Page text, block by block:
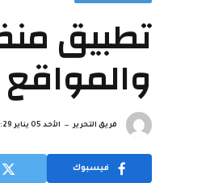
تطبيق
والمواقع
فريق التحرير الأحد 05 يناير 11:29 ص
فيسبوك